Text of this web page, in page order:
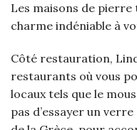
Les maisons de
charme indéniable à
Côté restauration,
restaurants où vous
locaux tels que le
pas d’essayer un